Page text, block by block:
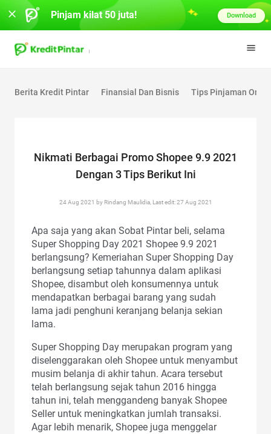
Berita Kredit Pintar Finansial Dan Bisnis Tips Pinjaman
Nikmati Berbagai Promo Shopee 9.9 2021
Dengan 3 Tips Berikut Ini
24 Aug 2021 by Rindang Maulidia, Last edit: 27 Aug 2021
Apa saja yang akan Sobat Pintar beli, selama
Super Shopping Day 2021 Shopee 9.9 2021
berlangsung? Kemeriahan Super Shopping Day
berlangsung setiap tahunnya dalam aplikasi
Shopee, disambut oleh konsumennya untuk
mendapatkan berbagai barang yang sudah
lama jadi penghuni keranjang belanja sekian
lama.
Super Shopping Day merupakan program yang
diselenggarakan oleh Shopee untuk menyambut
musim belanja di akhir tahun. Acara tersebut
telah berlangsung sejak tahun 2016 hingga
tahun ini, telah menggandeng banyak Shopee
Seller untuk meningkatkan jumlah transaksi.
Agar lebih menarik, Shopee juga menggelar
Pinjam kilat 50 juta! Download